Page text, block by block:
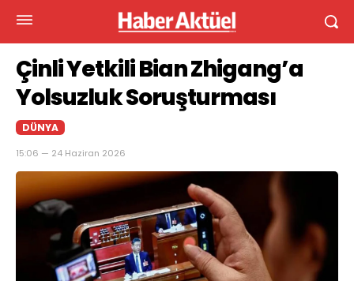
Çinli Yetkili Bian Zhigang’a
Yolsuzluk Soruşturması
DÜNYA
15:06 — 24 Haziran 2026